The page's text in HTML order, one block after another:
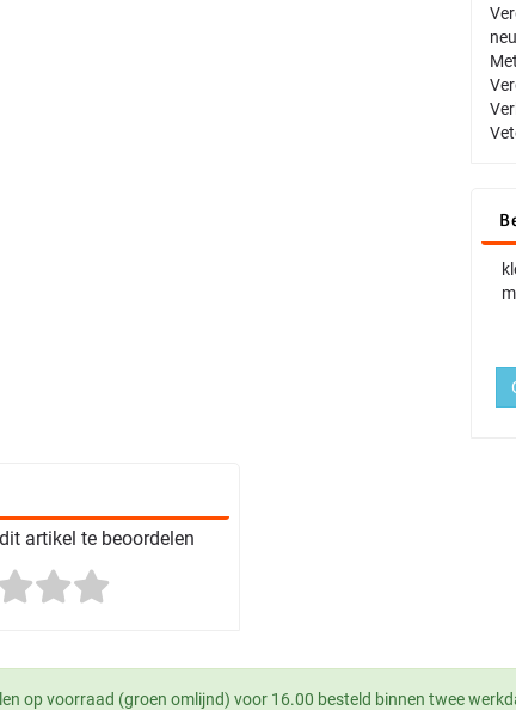
artikel te beoordelen
op voorraad (groen omlijnd) voor 16.00 besteld binnen twee